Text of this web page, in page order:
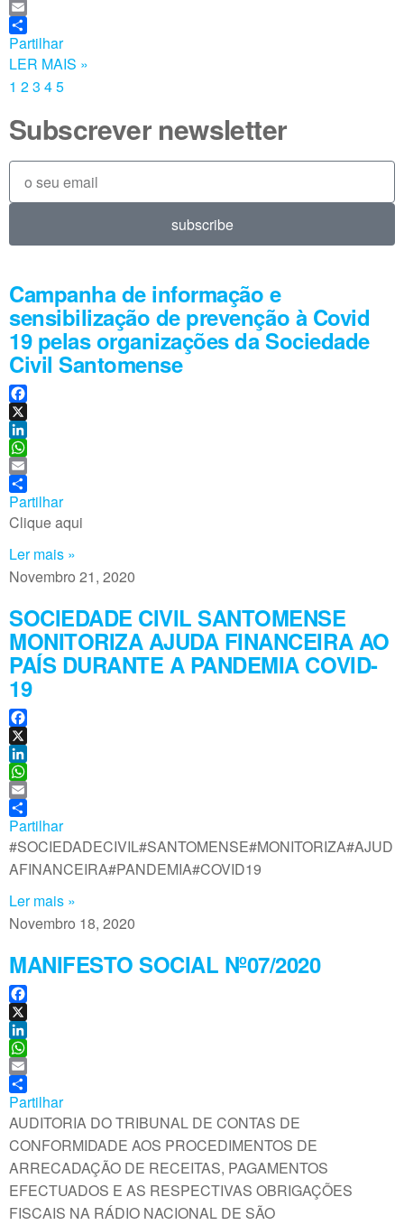
e
b
o
o
k
i
n
k
e
d
n
W
h
a
t
s
A
p
p
E
m
a
i
Partilhar
LER MAIS »
1 23 45
Subscrever newsletter
subscribe
Campanha de informação e
sensibilização de prevenção à Covid
19 pelas organizações da Sociedade
Civil Santomense
F
a
c
e
b
o
o
X
L
i
n
k
e
I
n
W
h
a
t
A
p
E
m
a
l
Partilhar
Clique aqui
Ler mais »
Novembro 21, 2020
SOCIEDADE CIVIL SANTOMENSE
MONITORIZA AJUDA FINANCEIRA AO
PAÍS DURANTE A PANDEMIA COVID-
19
F
a
c
e
b
o
o
k
X
L
i
n
k
e
d
I
n
W
h
a
t
s
A
p
p
E
m
a
i
l
Partilhar
#SOCIEDADECIVIL#SANTOMENSE#MONITORIZA#AJUD
AFINANCEIRA#PANDEMIA#COVID19
Ler mais »
Novembro 18, 2020
MANIFESTO SOCIAL Nº07/2020
F
a
c
e
b
o
o
k
X
L
i
n
k
e
d
I
n
W
h
a
t
s
A
p
p
E
m
a
i
l
Partilhar
AUDITORIA DO TRIBUNAL DE CONTAS DE
CONFORMIDADE AOS PROCEDIMENTOS DE
ARRECADAÇÃO DE RECEITAS, PAGAMENTOS
EFECTUADOS E AS RESPECTIVAS OBRIGAÇÕES
FISCAIS NA RÁDIO NACIONAL DE SÃO